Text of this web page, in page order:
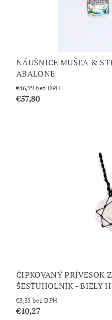
NÁUŠNICE MUŠĽA &
ABALONE
€46,99 bez DPH
€57,80
ČIPKOVANÝ PRÍVESOK
ŠESŤUHOLNÍK - BIELY
€8,35 bez DPH
€10,27